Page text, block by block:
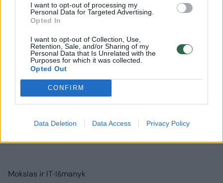
I want to opt-out of processing my
Personal Data for Targeted Advertising.
Opted In
I want to opt-out of Collection, Use,
Retention, Sale, and/or Sharing of my
Personal Data that Is Unrelated with the
Purposes for which it was collected.
Opted Out
CONFIRM
Data Deletion Data Access Privacy Policy
Mokslas ir IT Išmanyk